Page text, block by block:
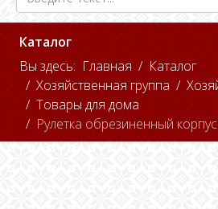
Каталог
Вы здесь: Главная
Каталог
Хозяйственная группа
Товары для дома
Рулетка обрезиненный